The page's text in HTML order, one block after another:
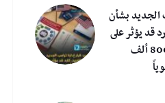
الجديد بشأن
قد يؤثر على
أكثر من 800 ألف